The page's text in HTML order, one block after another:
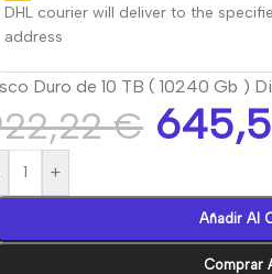
DHL courier will deliver to the
address
Duro de 10 TB ( 10240 Gb )
€
+
Añadir Al
Comprar